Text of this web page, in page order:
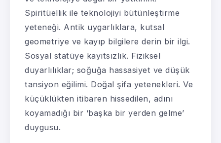
Spiritüellik ile teknolojiyi bütünleştirme
yeteneği. Antik uygarlıklara, kutsal
geometriye ve kayıp bilgilere derin bir ilgi.
Sosyal statüye kayıtsızlık. Fiziksel
duyarlılıklar; soğuğa hassasiyet ve düşük
tansiyon eğilimi. Doğal şifa yetenekleri. Ve
küçüklükten itibaren hissedilen, adını
koyamadığı bir ‘başka bir yerden gelme’
duygusu.